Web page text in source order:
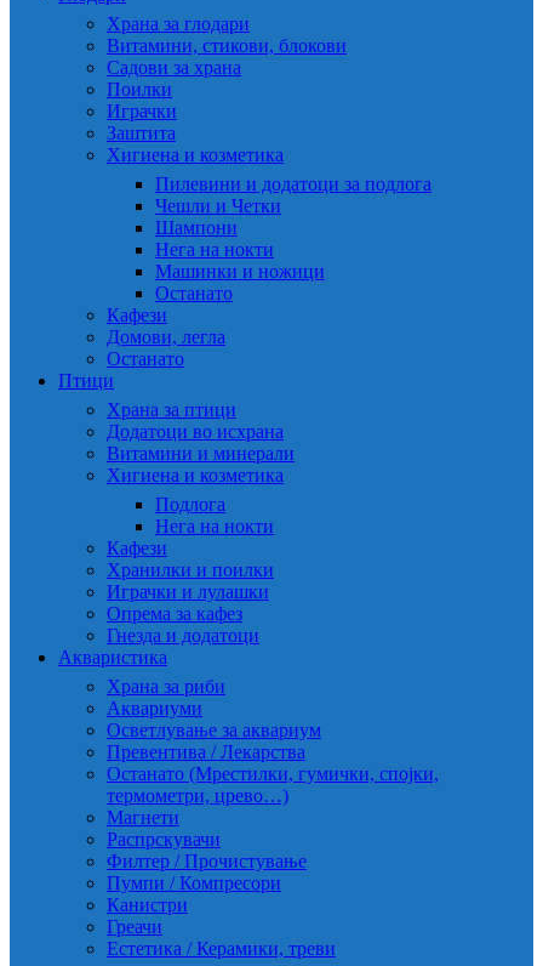
Храна за глодари
Витамини, стикови, блокови
Садови за храна
Поилки
Играчки
Заштита
Хигиена и козметика
Пилевини и додатоци за подлога
Чешли и Четки
Шампони
Нега на нокти
Машинки и ножици
Останато
Кафези
Домови, легла
Останато
Птици
Храна за птици
Додатоци во исхрана
Витамини и минерали
Хигиена и козметика
Подлога
Нега на нокти
Кафези
Хранилки и поилки
Играчки и лулашки
Опрема за кафез
Гнезда и додатоци
Акваристика
Храна за риби
Аквариуми
Осветлување за аквариум
Превентива / Лекарства
Останато (Мрестилки, гумички, спојки,
термометри, црево…)
Магнети
Распрскувачи
Филтер / Прочистување
Пумпи / Компресори
Канистри
Греачи
Естетика / Керамики, треви